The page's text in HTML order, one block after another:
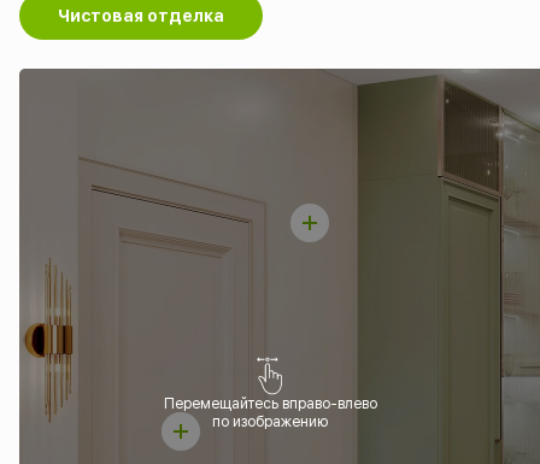
Чистовая отделка
Перемещайтесь вправо-влево
по изображению